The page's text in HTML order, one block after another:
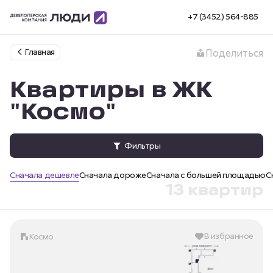
+7 (3452) 564-885
Главная Поделиться
Квартиры в ЖК
"Космо"
Фильтры
Сначала дешевлеСначала дорожеСначала с большей площадью
13 квартир
Космо В избранное